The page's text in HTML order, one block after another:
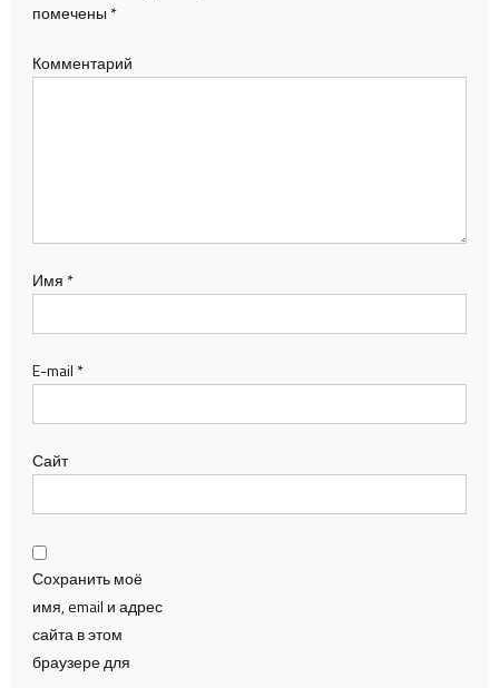
помечены *
Комментарий
Имя *
E-mail *
Сайт
Сохранить моё
имя, email и адрес
сайта в этом
браузере для